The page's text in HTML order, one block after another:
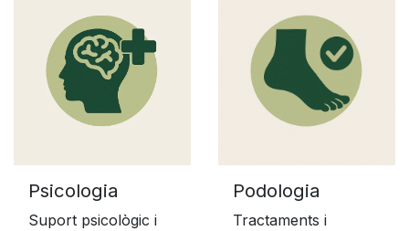
Psicologia
Suport psicològic i
Podologia
Tractaments i